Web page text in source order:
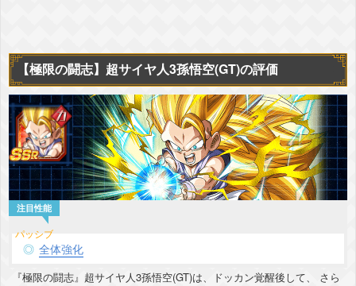
【極限の闘志】超サイヤ人3孫悟空(GT)の評価
全体強化
『極限の闘志』超サイヤ人3孫悟空(GT)は、ドッカン覚醒後して、 さら